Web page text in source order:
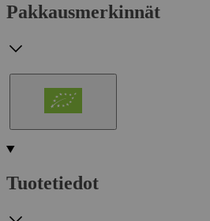
Pakkausmerkinnät
Tuotetiedot